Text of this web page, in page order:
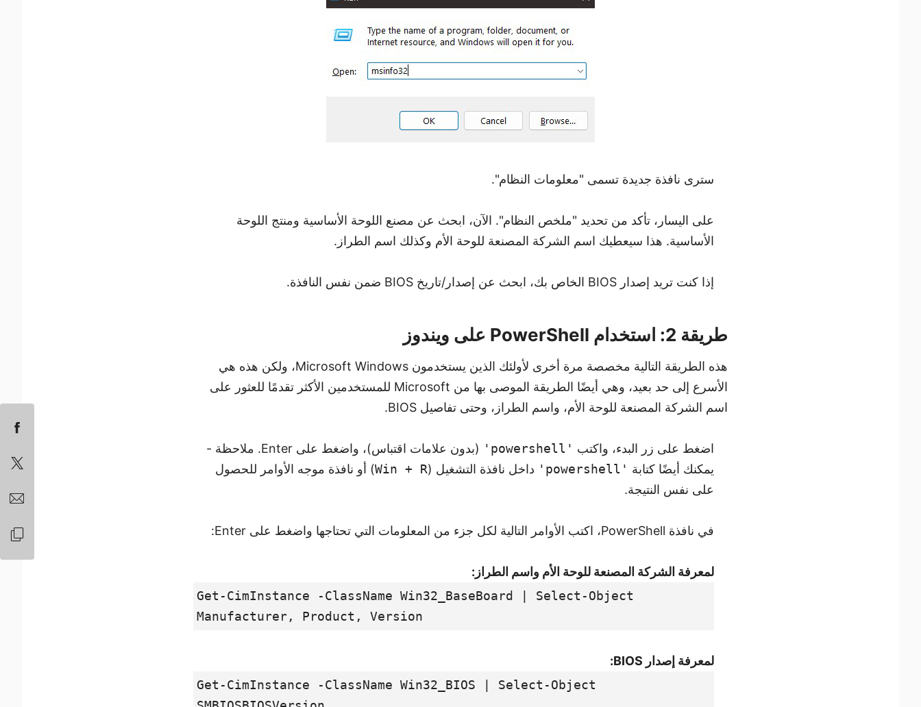
سترى نافذة جديدة تسمى "معلومات النظام".
على اليسار، تأكد من تحديد "ملخص النظام". الآن، ابحث عن مصنع اللوحة الأساسية ومنتج اللوحة
الأساسية. هذا سيعطيك اسم الشركة المصنعة للوحة الأم وكذلك اسم الطراز.
إذا كنت تريد إصدار BIOS الخاص بك، ابحث عن إصدار/تاريخ BIOS ضمن نفس النافذة.
طريقة 2: استخدام PowerShell على ويندوز
هذه الطريقة التالية مخصصة مرة أخرى لأولئك الذين يستخدمون Microsoft Windows، ولكن هذه هي
الأسرع إلى حد بعيد، وهي أيضًا الطريقة الموصى بها من Microsoft للمستخدمين الأكثر تقدمًا للعثور على
اسم الشركة المصنعة للوحة الأم، واسم الطراز، وحتى تفاصيل BIOS.
اضغط على زر البدء، واكتب 'powershell'
(بدون علامات اقتباس)، واضغط على Enter. ملاحظة -
يمكنك أيضًا كتابة 'powershell' داخل نافذة التشغيل (Win + R) أو نافذة موجه الأوامر للحصول
على نفس النتيجة.
في نافذة PowerShell، اكتب الأوامر التالية لكل جزء من المعلومات التي تحتاجها واضغط على Enter:
لمعرفة الشركة المصنعة للوحة الأم واسم الطراز:
Get-CimInstance -ClassName Win32_BaseBoard | Select-Object
Manufacturer, Product, Version
لمعرفة إصدار BIOS:
Get-CimInstance -ClassName Win32_BIOS | Select-Object